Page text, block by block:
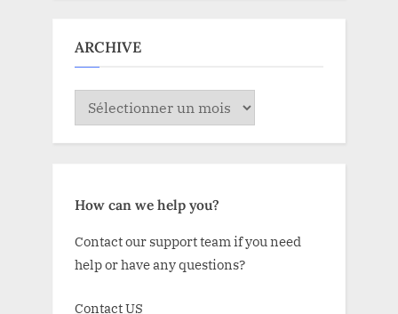
ARCHIVE
ARCHIVE
How can we help you?
Contact our support team if you need
help or have any questions?
Contact US